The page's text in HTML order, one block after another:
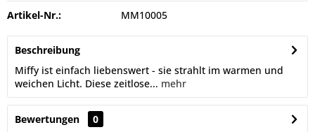
Artikel-Nr.: MM10005
Beschreibung
Miffy ist einfach liebenswert - sie strahlt im warmen und
weichen Licht. Diese zeitlose... mehr
Bewertungen
0